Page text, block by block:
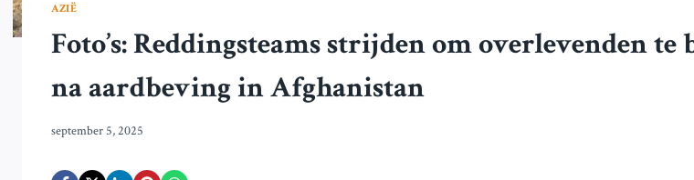
AZIË
Foto’s: Reddingsteams strijden om overlevenden te
na aardbeving in Afghanistan
september 5, 2025